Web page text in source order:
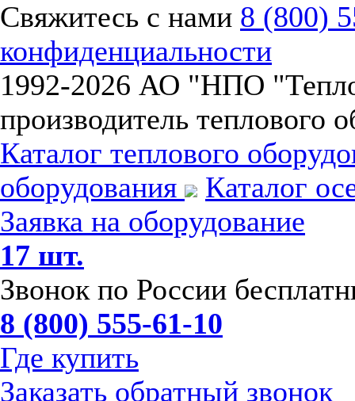
Свяжитесь с нами 8 (800)
конфиденциальности
1992-2026 АО "НПО
производитель теплового
Каталог теплового
оборудования
Каталог
Заявка на оборудование
17 шт.
Звонок по России
8 (800) 555-61-10
Где купить
Заказать обратный звонок